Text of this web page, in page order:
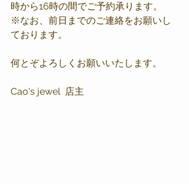
時から16時の間でご予約承ります。
※なお、前日までのご連絡をお願いし
ております。
何とぞよろしくお願いいたします。
Cao's jewel  店主